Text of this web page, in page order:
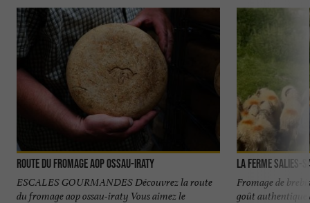
Route du Fromage AOP OSSAU-IRATY
ESCALES GOURMANDES Découvrez la route
du fromage aop ossau-iraty Vous aimez le
La Ferme Salies-
Fromage de
goût authentique